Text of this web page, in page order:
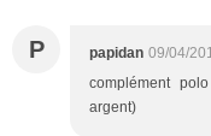
P papidan 09/04/
complément
argent)